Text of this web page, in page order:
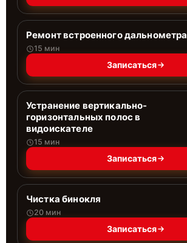
Ремонт встроенного дальнометра
15 мин
Записаться
Устранение вертикально-
горизонтальных полос в
видоискателе
15 мин
Записаться
Чистка бинокля
20 мин
Записаться